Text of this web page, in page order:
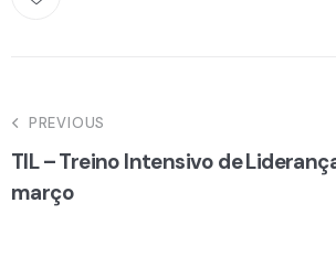
Navegação
de
PREVIOUS
TIL – Treino Intensivo de
março